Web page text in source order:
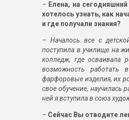
– Елена, на
хотелось узнать, как
и где получали знания?
– Началось все с
поступила в училище на
колледж, где осваивала
возможность работать
фарфоровые изделия, их
свое обучение, научилась
ней я вступила в союз
– Сейчас Вы отводите